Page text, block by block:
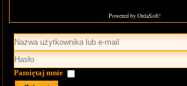
Powered by OrdaSoft!
Pamiętaj mnie